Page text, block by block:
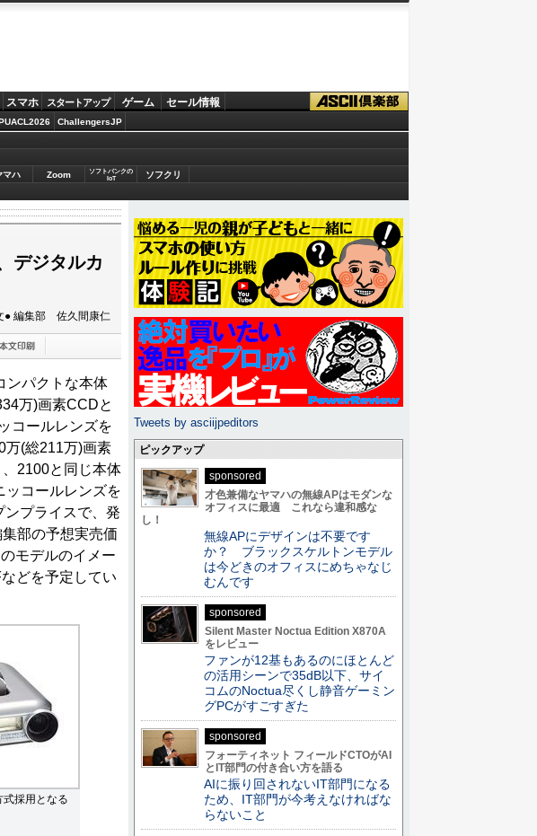
スマホ スタートアップ ゲーム セール情報
ChallengersJP
マハ Zoom
ソフトバンクの
IoT
ソフクリ
デジタルカ
● 編集部 佐久間康仁
ンパクトな本体
万)画素CCDと
コールレンズを
万(総211万)画素
2100と同じ本体
ッコールレンズを
プライスで、発
部の予想実売価
モデルのイメー
どを予定してい
式採用となる
Tweets by asciijpeditors
ピックアップ
sponsored
才色兼備なヤマハの無線APはモダンな
オフィスに最適 これなら違和感な
し！
無線APにデザインは不要です
か？ ブラックスケルトンモデル
は今どきのオフィスにめちゃなじ
むんです
sponsored
Silent Master Noctua Edition X870A
をレビュー
ファンが12基もあるのにほとんど
の活用シーンで35dB以下、サイ
コムのNoctua尽くし静音ゲーミン
グPCがすごすぎた
sponsored
フォーティネット フィールドCTOがAI
とIT部門の付き合い方を語る
AIに振り回されないIT部門になる
ため、IT部門が今考えなければな
らないこと